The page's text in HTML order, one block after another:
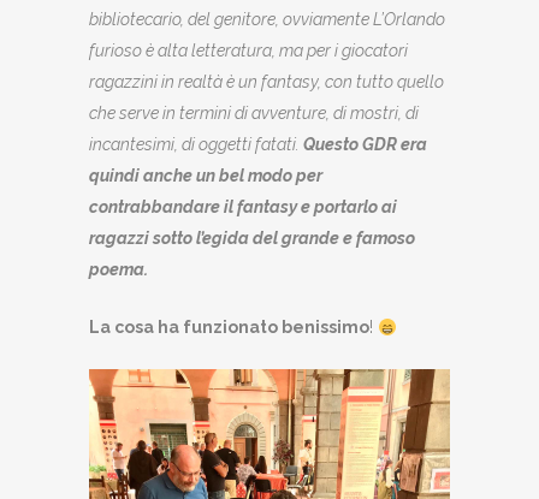
bibliotecario, del genitore, ovviamente L’Orlando
furioso è alta letteratura, ma per i giocatori
ragazzini in realtà è un fantasy, con tutto quello
che serve in termini di avventure, di mostri, di
incantesimi, di oggetti fatati. Questo GDR era
quindi anche un bel modo per
contrabbandare il fantasy e portarloai
ragazzi sotto l’egida del grande e famoso
poema.
La cosa ha funzionato benissimo!